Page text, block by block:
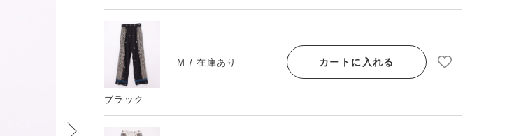
ブラック
M / 在庫あり カートに入れる